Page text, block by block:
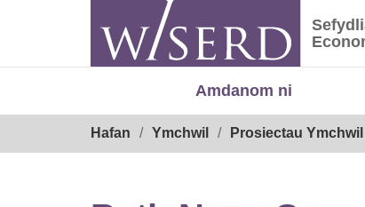
Amdanom ni
Hafan Ymchwil Prosiectau Ymchwil